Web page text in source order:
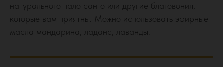
натурального пало санто или другие благовония,
которые вам приятны. Можно использовать эфирные
масла мандарина, ладана, лаванды.